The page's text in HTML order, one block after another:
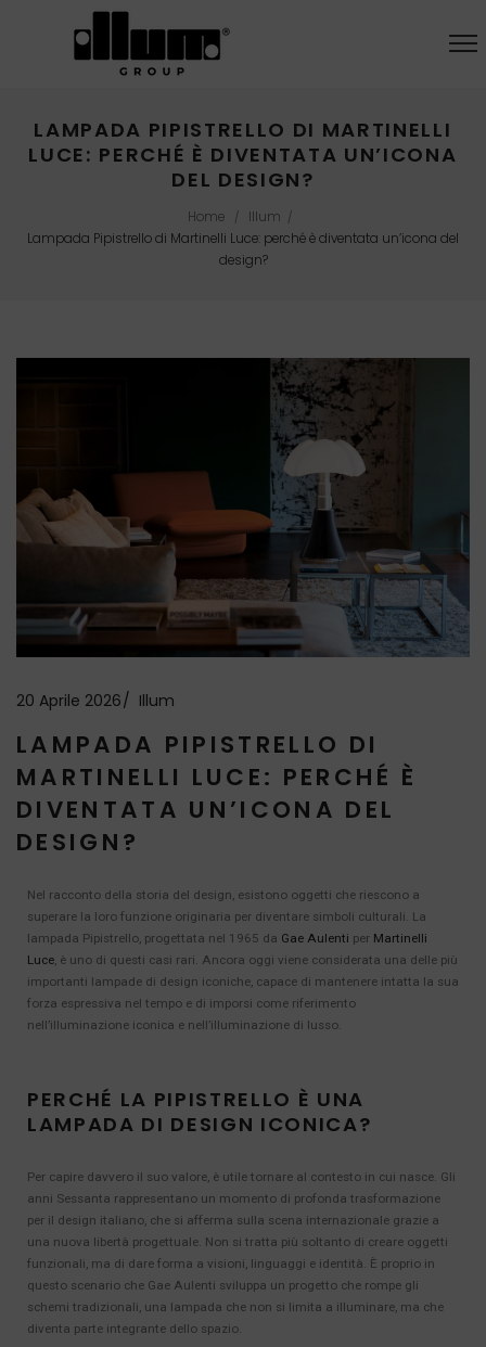
LAMPADA PIPISTRELLO DI MARTINELLI
LUCE: PERCHÉ È DIVENTATA UN’ICONA
DEL DESIGN?
Home / Illum /
Lampada Pipistrello di Martinelli Luce: perché è diventata un’icona del
design?
20 Aprile 2026 Illum
LAMPADA PIPISTRELLO DI
MARTINELLI LUCE: PERCHÉ È
DIVENTATA UN’ICONA DEL
DESIGN?
Nel racconto della storia del design, esistono oggetti che riescono a
superare la loro funzione originaria per diventare simboli culturali. La
lampada Pipistrello, progettata nel 1965 da Gae Aulenti per Martinelli
Luce, è uno di questi casi rari. Ancora oggi viene considerata una delle più
importanti lampade di design iconiche, capace di mantenere intatta la sua
forza espressiva nel tempo e di imporsi come riferimento
nell’illuminazione iconica e nell’illuminazione di lusso.
PERCHÉ LA PIPISTRELLO È UNA
LAMPADA DI DESIGN ICONICA?
Per capire davvero il suo valore, è utile tornare al contesto in cui nasce. Gli
anni Sessanta rappresentano un momento di profonda trasformazione
per il design italiano, che si afferma sulla scena internazionale grazie a
una nuova libertà progettuale. Non si tratta più soltanto di creare oggetti
funzionali, ma di dare forma a visioni, linguaggi e identità. È proprio in
questo scenario che Gae Aulenti sviluppa un progetto che rompe gli
schemi tradizionali, una lampada che non si limita a illuminare, ma che
diventa parte integrante dello spazio.